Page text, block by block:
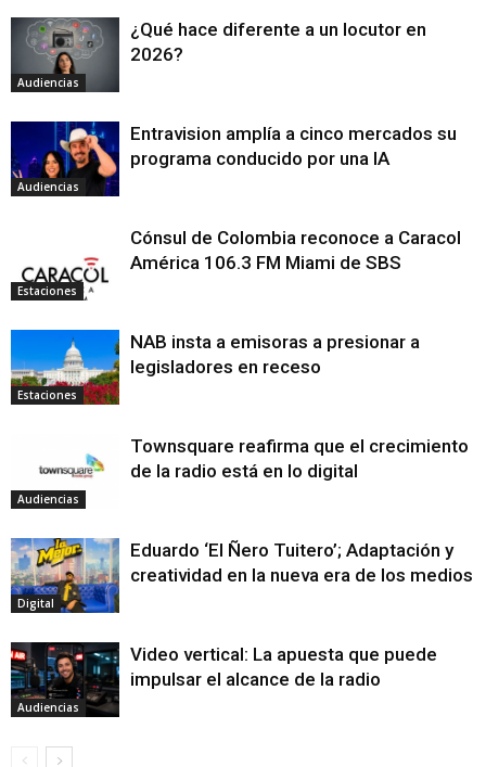
Audiencias
¿Qué hace diferente a un locutor en
2026?
Audiencias
Entravision amplía a cinco mercados su
programa conducido por una IA
Estaciones
Cónsul de Colombia reconoce a Caracol
América 106.3 FM Miami de SBS
Estaciones
NAB insta a emisoras a presionar a
legisladores en receso
Audiencias
Townsquare reafirma que el crecimiento
de la radio está en lo digital
Digital
Eduardo ‘El Ñero Tuitero’; Adaptación y
creatividad en la nueva era de los medios
Audiencias
Video vertical: La apuesta que puede
impulsar el alcance de la radio